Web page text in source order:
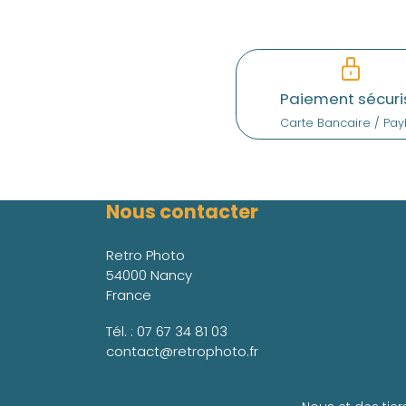
Paiement
Carte Bancaire /
Nous contacter
Retro Photo
54000 Nancy
France
Tél. : 07 67 34 81 03
contact@retrophoto.fr